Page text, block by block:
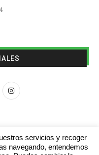
servicios y recoger
navegando, entendemos